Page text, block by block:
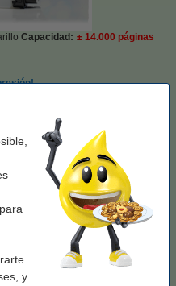
y
Capacidad: ± 14.000 páginas
Comprar
hojas)